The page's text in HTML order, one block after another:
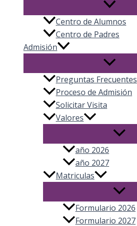
Centro de Alumnos
Centro de Padres
Admisión
Preguntas Frecuentes
Proceso de Admisión
Solicitar Visita
Valores
año 2026
año 2027
Matriculas
Formulario 2026
Formulario 2027